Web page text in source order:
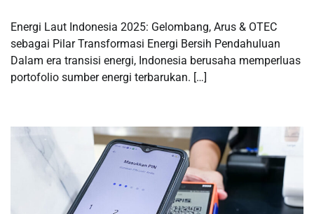
Energi Laut Indonesia 2025: Gelombang, Arus & OTEC
sebagai Pilar Transformasi Energi Bersih Pendahuluan
Dalam era transisi energi, Indonesia berusaha memperluas
portofolio sumber energi terbarukan. […]